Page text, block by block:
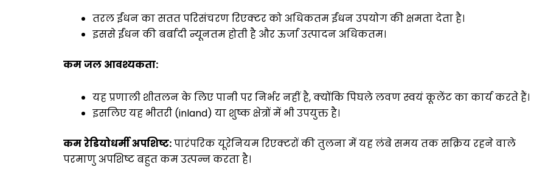
तरल ईंधन का सतत परिसंचरण रिएक्टर को अधिकतम ईंधन उपयोग की क्षमता देता है।
इससे ईंधन की बर्बादी न्यूनतम होती है और ऊर्जा उत्पादन अधिकतम।
कमजल आवश्यकता:
यह प्रणाली शीतलन के लिए पानी पर निर्भर नहीं है, क्योंकि पिघले लवण स्वयं कूलेंट का कार्य करते हैं।
इसलिए यह भीतरी (inland) या शुष्क क्षेत्रों में भी उपयुक्त है।
कमरेडियोधर्मीअपशिष्ट:पारंपरिक यूरेनियम रिएक्टरों की तुलना में यह लंबे समय तक सक्रिय रहने वाले
परमाणु अपशिष्ट बहुत कम उत्पन्न करता है।